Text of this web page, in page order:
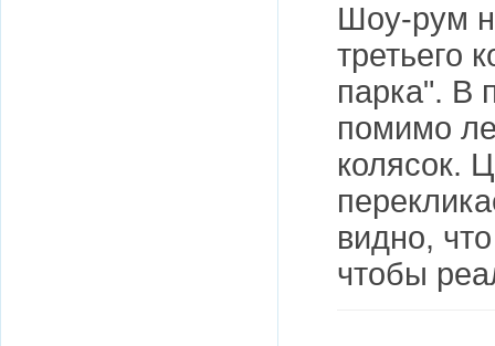
Шоу-рум
третьего
парка". В
помимо
колясок.
видно,
чтобы